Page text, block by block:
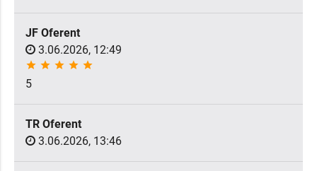
JF Oferent
3.06.2026, 12:49
star star star star star
5
TR Oferent
3.06.2026, 13:46